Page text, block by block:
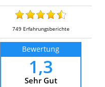
749 Erfahrungsberichte
Bewertung
1,3
Sehr Gut